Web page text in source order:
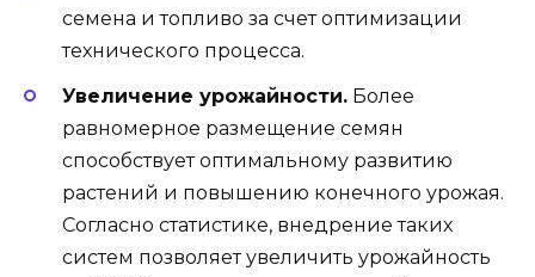
семена и топливо за счет оптимизации
технического процесса.
Увеличение урожайности. Более
равномерное размещение семян
способствует оптимальному развитию
растений и повышению конечного урожая.
Согласно статистике, внедрение таких
систем позволяет увеличить урожайность